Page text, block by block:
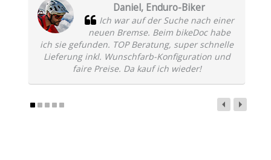
Daniel, Enduro-Biker
Ich war auf der Suche nach einer
neuen Bremse. Beim bikeDoc habe
ich sie gefunden. TOP Beratung, super schnelle
Lieferung inkl. Wunschfarb-Konfiguration und
faire Preise. Da kauf ich wieder!